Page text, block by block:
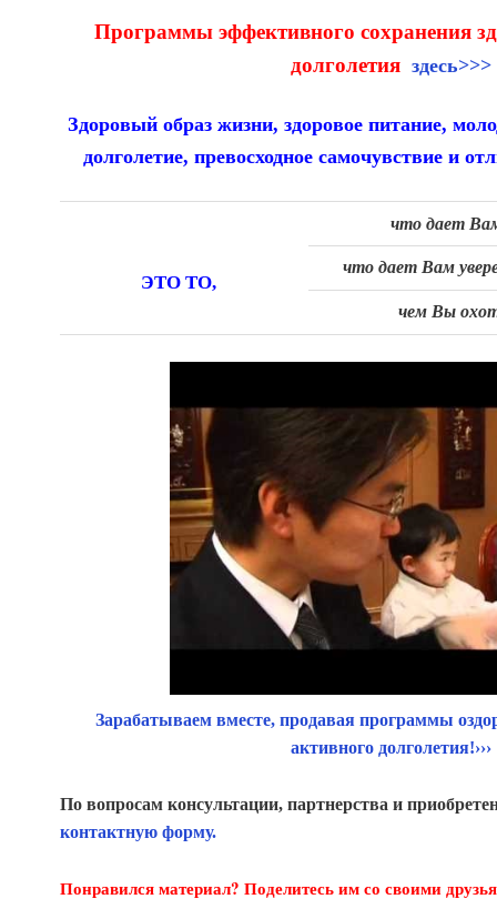
Программы эффективного сохранения
долголетия здесь>>>
Здоровый образ жизни, здоровое питание,
долголетие, превосходное самочувствие и
ЭТО ТО,
что дает
что дает Вам
чем Вы
Зарабатываем вместе, продавая программы
активного долголетия!›››
По вопросам консультации, партнерства и
контактную форму.
Понравился материал? Поделитесь им со своими